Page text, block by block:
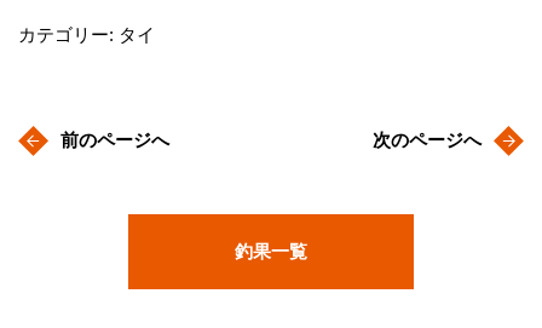
カテゴリー: タイ
前のページへ
釣果一覧
次のページへ